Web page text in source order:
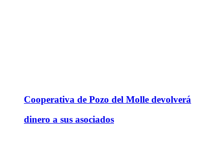
Cooperativa de Pozo del Molle devolverá
dinero a sus asociados